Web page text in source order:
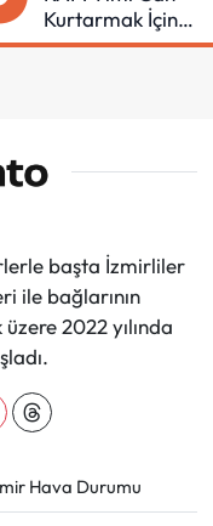
Kurtarmak İçin
Demir Aldı
başta İzmirliler
ile bağlarının
2022 yılında
Hava Durumu